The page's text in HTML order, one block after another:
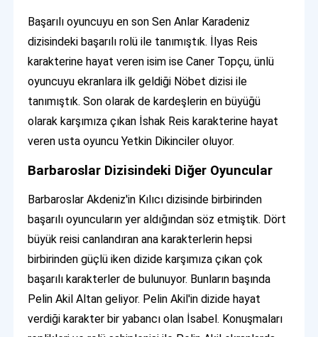
Başarılı oyuncuyu en son Sen Anlar Karadeniz
dizisindeki başarılı rolü ile tanımıştık. İlyas Reis
karakterine hayat veren isim ise Caner Topçu, ünlü
oyuncuyu ekranlara ilk geldiği Nöbet dizisi ile
tanımıştık. Son olarak de kardeşlerin en büyüğü
olarak karşımıza çıkan İshak Reis karakterine hayat
veren usta oyuncu Yetkin Dikinciler oluyor.
Barbaroslar Dizisindeki Diğer Oyuncular
Barbaroslar Akdeniz'in Kılıcı dizisinde birbirinden
başarılı oyuncuların yer aldığından söz etmiştik. Dört
büyük reisi canlandıran ana karakterlerin hepsi
birbirinden güçlü iken dizide karşımıza çıkan çok
başarılı karakterler de bulunuyor. Bunların başında
Pelin Akil Altan geliyor. Pelin Akil'in dizide hayat
verdiği karakter bir yabancı olan İsabel. Konuşmaları